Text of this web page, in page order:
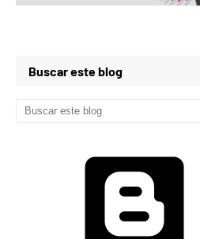
Buscar este blog